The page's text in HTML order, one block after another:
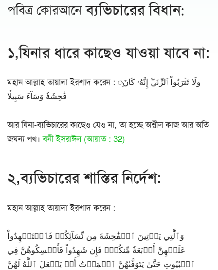
পবিত্র কোরআনেব্যভিচারের বিধান:
১,যিনার ধারে কাছেও যাওয়া যাবে না:
মহান আল্লাহ তায়ালা ইরশাদ করেন : ্ولَا تَقۡرَبُواْ ٱلزِّنَىٰٓۖ إِنَّهُۥ كَانَ
فَٰحِشَةٗ وَسَآءَ سَبِيلٗا
আর যিনা-ব্যভিচারের কাছেও যেও না, তা হচ্ছে অশ্লীল কাজ আর অতি
জঘন্য পথ।বনী ইসরাঈল (আয়াত : 32)
২,ব্যভিচারের শাস্তির নির্দেশ:
মহান আল্লাহ তায়ালা ইরশাদ করেন :
وَٱلَّٰتِي يَأۡتِينَ ٱلۡفَٰحِشَةَ مِن نِّسَآئِكُمۡ فَٱسۡتَشۡهِدُواْ
عَلَيۡهِنَّ أَرۡبَعَةٗ مِّنكُمۡۖ فَإِن شَهِدُواْ فَأَمۡسِكُوهُنَّ فِي
ٱلۡبُيُوتِ حَتَّىٰ يَتَوَفَّىٰهُنَّ ٱلۡمَوۡتُ أَوۡ يَجۡعَلَ ٱللَّهُ لَهُنَّ